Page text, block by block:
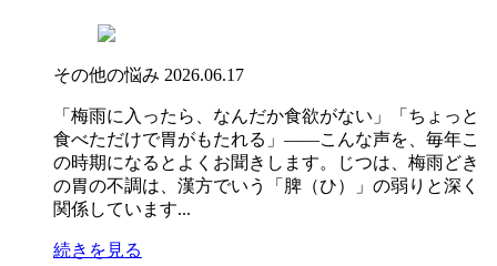
その他の悩み 2026.06.17
「梅雨に入ったら、なんだか食欲がない」「ちょっと
食べただけで胃がもたれる」――こんな声を、毎年こ
の時期になるとよくお聞きします。じつは、梅雨どき
の胃の不調は、漢方でいう「脾（ひ）」の弱りと深く
関係しています...
続きを見る